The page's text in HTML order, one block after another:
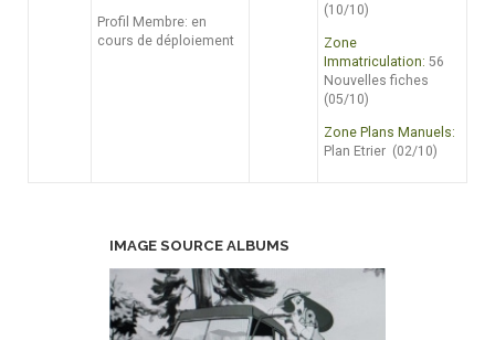
Profil Membre: en
cours de déploiement
(10/10)
Zone
Immatriculation: 56
Nouvelles fiches
(05/10)
Zone Plans Manuels:
Plan Etrier (02/10)
IMAGE SOURCE ALBUMS